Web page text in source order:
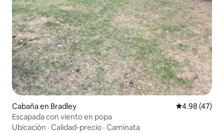
Cabaña en Bradley Calificación
4.98 (47)
Escapada con viento en popa
Ubicación · Calidad-precio · Caminata